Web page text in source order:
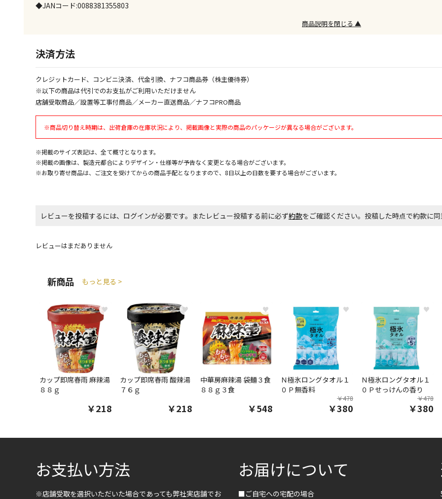
◆JANコード:0088381355803
商品説明を閉じる ▲
決済方法
クレジットカード、コンビニ決済、代金引換、ナフコ商品券（株主優待券）
※以下の商品は代引でのお支払がご利用いただけません
店舗受取商品／設置等工事付商品／メーカー直送商品／ナフコPRO商品
※商品切り替え時期は、出荷倉庫の在庫状況により、掲載画像と実際の商品のパッケージが異なる場合がございます。
※掲載のサイズ表記は、全て概寸となります。
※掲載の画像は、製造元都合によりデザイン・仕様等が予告なく変更となる場合がございます。
※お取り寄せ商品は、ご注文を受けてからの商品手配となりますので、8日以上の日数を要する場合がございます。
レビューを投稿するには、ログインが必要です。またレビュー投稿する前に必ず約款をご確認ください。投稿した時点で約款
レビューはまだありません
新商品 もっと見る >
♥
カップ即席春雨 麻辣湯
８８ｇ
￥218
♥
カップ即席春雨 酸辣湯
７６ｇ
￥218
♥
中華房麻辣湯 袋麺３食
８８ｇ３食
￥548
♥
Ｎ極氷ロングタオル１
０Ｐ無香料
￥478
￥380
♥
Ｎ極氷ロングタオル１
０Ｐせっけんの香り
￥478
￥380
お支払い方法
※店舗受取を選択いただいた場合であっても弊社実店舗でお
お届けについて
■ご自宅への宅配の場合